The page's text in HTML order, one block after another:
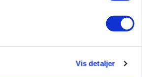
Vis detaljer